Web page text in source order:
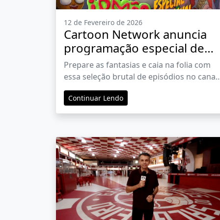
12 de Fevereiro de 2026
Cartoon Network anuncia
programação especial de
'Irmão do Jorel' para o
carnaval
Prepare as fantasias e caia na folia com
essa seleção brutal de episódios no canal
linear e no Youtube
Continuar Lendo